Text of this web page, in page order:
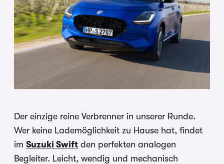
Der einzige reine Verbrenner in unserer Runde.
Wer keine Lademöglichkeit zu Hause hat, findet
im Suzuki Swift den perfekten analogen
Begleiter. Leicht, wendig und mechanisch